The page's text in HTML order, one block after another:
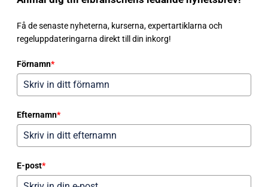
Få de senaste nyheterna, kurserna, expertartiklarna och
regeluppdateringarna direkt till din inkorg!
Förnamn*
Efternamn*
E-post*